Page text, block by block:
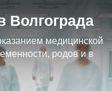
Волгограда
медицинской
родов и в